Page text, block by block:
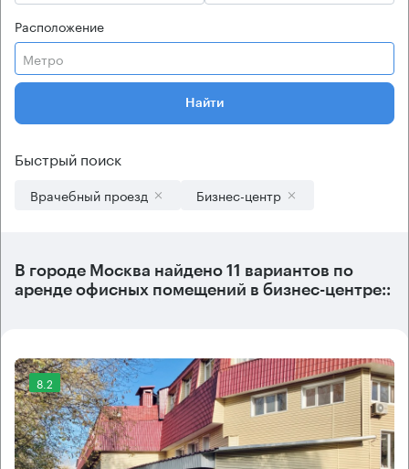
Расположение
Метро
Найти
Быстрый поиск
Врачебный проезд Бизнес-центр
В городе Москва найдено 11 вариантов по
аренде офисных помещений в бизнес-центре::
8.2